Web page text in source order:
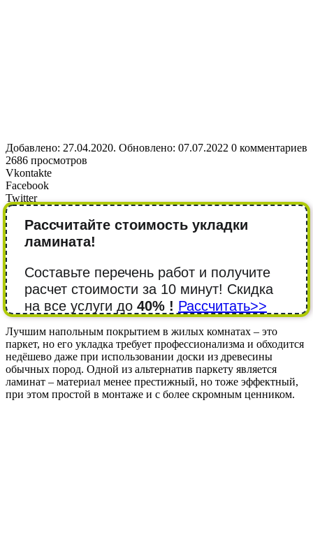
Добавлено: 27.04.2020. Обновлено: 07.07.2022 0 комментариев
2686 просмотров
Vkontakte
Facebook
Twitter
Рассчитайте стоимость укладки
ламината!
Составьте перечень работ и получите
расчет стоимости за 10 минут! Cкидка
на все услуги до 40% ! Рассчитать>>
Лучшим напольным покрытием в жилых комнатах – это
паркет, но его укладка требует профессионализма и обходится
недёшево даже при использовании доски из древесины
обычных пород. Одной из альтернатив паркету является
ламинат – материал менее престижный, но тоже эффектный,
при этом простой в монтаже и с более скромным ценником.